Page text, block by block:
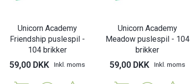
Unicorn Academy
Friendship puslespil -
104 brikker
59,00 DKK Inkl. moms
Unicorn Academy
Meadow puslespil - 104
brikker
59,00 DKK Inkl. moms